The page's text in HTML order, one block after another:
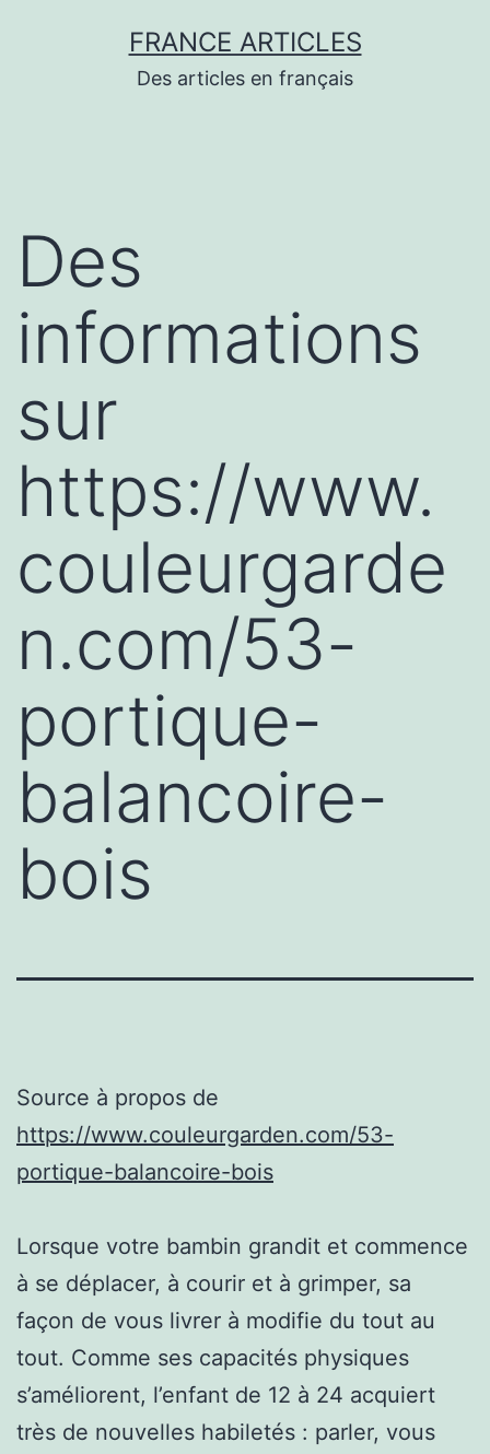
FRANCE ARTICLES
Des articles en français
Des
informations
sur
https://www.
couleurgarde
n.com/53-
portique-
balancoire-
bois
Source à propos de
https://www.couleurgarden.com/53-
portique-balancoire-bois
Lorsque votre bambin grandit et commence
à se déplacer, à courir et à grimper, sa
façon de vous livrer à modifie du tout au
tout. Comme ses capacités physiques
s’améliorent, l’enfant de 12 à 24 acquiert
très de nouvelles habiletés : parler, vous